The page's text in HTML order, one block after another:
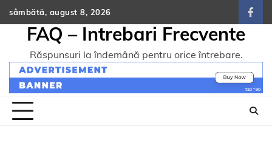
Skip
to
content
sâmbătă, august 8, 2026
FAQ – Intrebari Frecvente
Răspunsuri la îndemână pentru orice întrebare.